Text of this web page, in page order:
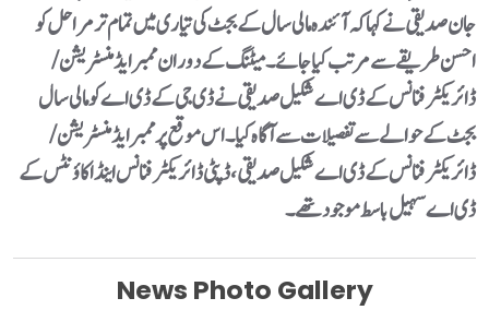
جان صدیقی نے کہا کہ آئندہ مالی سال کے بجٹ کی تیاری میں تمام تر مراحل کو
احسن طریقے سے مرتب کیا جائے۔ میٹنگ کے دوران ممبر ایڈمنسٹریشن /
ڈائریکٹر فنانس کے ڈی اے شکیل صدیقی نے ڈی جی کے ڈی اے کو مالی سال
بجٹ کے حوالے سے تفصیلات سے آگاہ کیا۔اس موقع پر ممبر ایڈمنسٹریشن /
ڈائریکٹر فنانس کے ڈی اے شکیل صدیقی،ڈپٹی ڈائریکٹر فنانس اینڈ اکاؤنٹس کے
ڈی اے سہیل باسط موجود تھے۔
News Photo Gallery